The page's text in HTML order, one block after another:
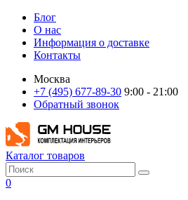
Блог
О нас
Информация о доставке
Контакты
Москва
+7 (495) 677-89-30 9:00 - 21:00
Обратный звонок
Каталог товаров
0